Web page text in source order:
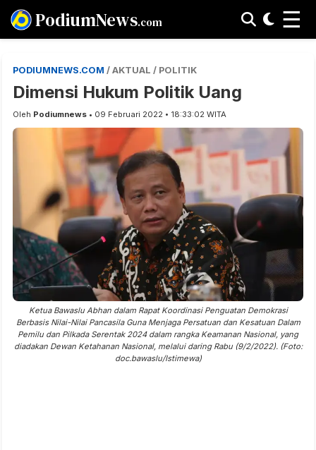
PodiumNews.com ☰
PODIUMNEWS.COM / AKTUAL / POLITIK
Dimensi Hukum Politik Uang
Oleh Podiumnews • 09 Februari 2022 • 18:33:02 WITA
Ketua Bawaslu Abhan dalam Rapat Koordinasi Penguatan Demokrasi
Berbasis Nilai-Nilai Pancasila Guna Menjaga Persatuan dan Kesatuan Dalam
Pemilu dan Pilkada Serentak 2024 dalam rangka Keamanan Nasional, yang
diadakan Dewan Ketahanan Nasional, melalui daring Rabu (9/2/2022). (Foto:
doc.bawaslu/Istimewa)